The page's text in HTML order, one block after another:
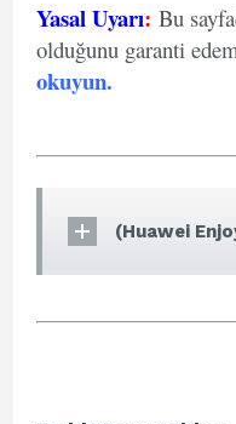
Yasal Uyarı: Bu
olduğunu garanti
okuyun.
(Huawei